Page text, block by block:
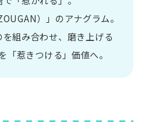
）」の​アナグラム。
組み合わせ、 磨き上げる​
「惹きつける」価値へ。​